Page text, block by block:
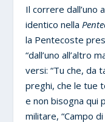
Il correre dall’uno
identico nella
la Pentecoste
“dall’uno all’altro
versi: “Tu che, da
preghi, che le tue
e non bisogna qui
militare, “Campo